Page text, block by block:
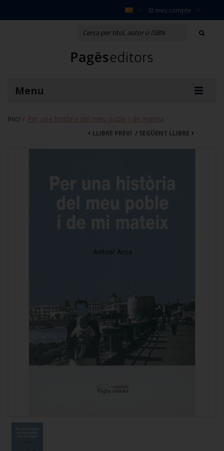
El meu compte
Menu
Inici / Per una història del meu poble i de mateix
SEGÜENT LLIBRE
LLIBRE PREVI /